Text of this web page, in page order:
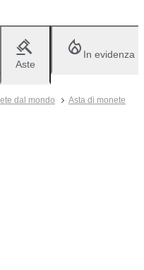
Aste
In evidenza
dal mondo
Asta di monete